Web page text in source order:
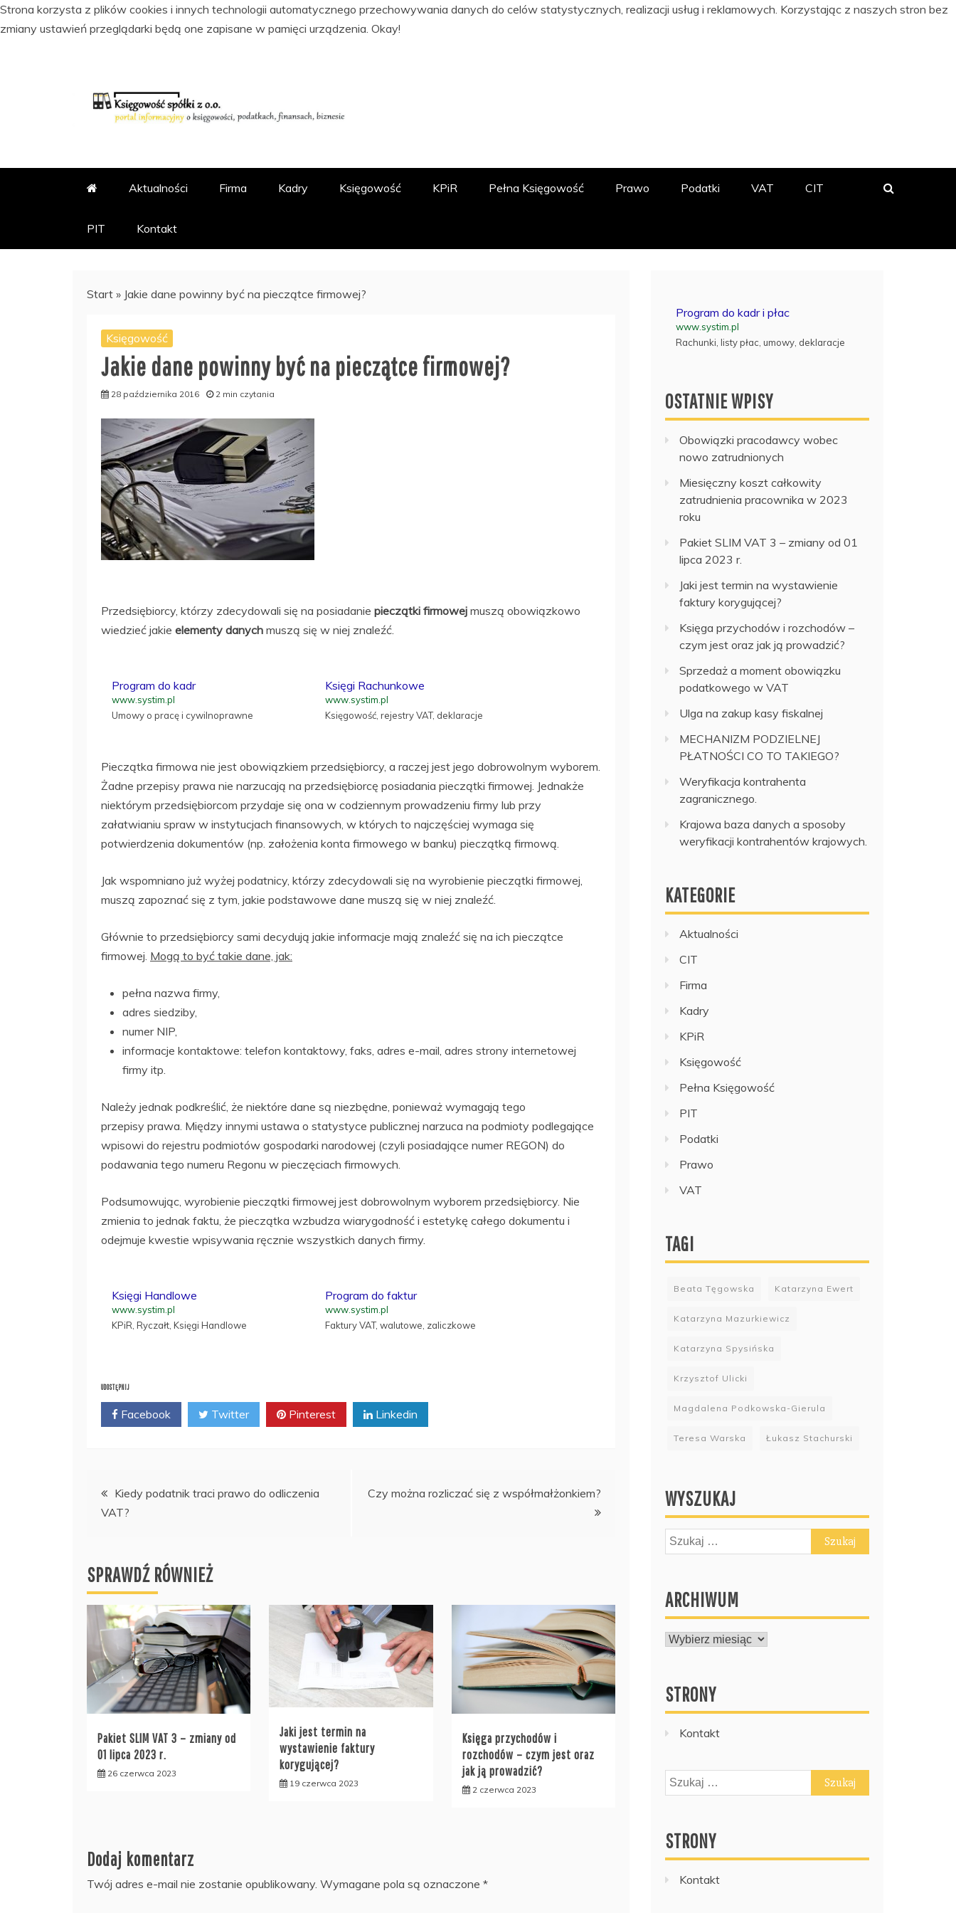
Strona korzysta z plików cookies i innych technologii automatycznego przechowywania danych do celów statystycznych, realizacji usług i reklamowych. Korzystając z naszych stron bez
zmiany ustawień przeglądarki będą one zapisane w pamięci urządzenia. Okay!
Aktualności Firma Kadry Księgowość KPiR Pełna Księgowość Prawo Podatki VAT CIT
PIT Kontakt
Start » Jakie dane powinny być na pieczątce firmowej?
Księgowość
Jakie dane powinny być na pieczątce firmowej?
28 października 2016 2 min czytania
Przedsiębiorcy, którzy zdecydowali się na posiadanie pieczątki firmowej muszą obowiązkowo
wiedzieć jakie elementy danych muszą się w niej znaleźć.
Program do kadr
www.systim.pl
Umowy o pracę i cywilnoprawne
Księgi Rachunkowe
www.systim.pl
Księgowość, rejestry VAT, deklaracje
Pieczątka firmowa nie jest obowiązkiem przedsiębiorcy, a raczej jest jego dobrowolnym wyborem.
Żadne przepisy prawa nie narzucają na przedsiębiorcę posiadania pieczątki firmowej. Jednakże
niektórym przedsiębiorcom przydaje się ona w codziennym prowadzeniu firmy lub przy
załatwianiu spraw w instytucjach finansowych, w których to najczęściej wymaga się
potwierdzenia dokumentów (np. założenia konta firmowego w banku) pieczątką firmową.
Jak wspomniano już wyżej podatnicy, którzy zdecydowali się na wyrobienie pieczątki firmowej,
muszą zapoznać się z tym, jakie podstawowe dane muszą się w niej znaleźć.
Głównie to przedsiębiorcy sami decydują jakie informacje mają znaleźć się na ich pieczątce
firmowej. Mogą to być takie dane, jak:
pełna nazwa firmy,
adres siedziby,
numer NIP,
informacje kontaktowe: telefon kontaktowy, faks, adres e-mail, adres strony internetowej
firmy itp.
Należy jednak podkreślić, że niektóre dane są niezbędne, ponieważ wymagają tego
przepisy prawa. Między innymi ustawa o statystyce publicznej narzuca na podmioty podlegające
wpisowi do rejestru podmiotów gospodarki narodowej (czyli posiadające numer REGON) do
podawania tego numeru Regonu w pieczęciach firmowych.
Podsumowując, wyrobienie pieczątki firmowej jest dobrowolnym wyborem przedsiębiorcy. Nie
zmienia to jednak faktu, że pieczątka wzbudza wiarygodność i estetykę całego dokumentu i
odejmuje kwestie wpisywania ręcznie wszystkich danych firmy.
Księgi Handlowe
www.systim.pl
KPiR, Ryczałt, Księgi Handlowe
Program do faktur
www.systim.pl
Faktury VAT, walutowe, zaliczkowe
UDOSTĘPNIJ
Facebook Twitter Pinterest Linkedin
Nawigacja
Kiedy podatnik traci prawo do odliczenia
VAT?
Czy można rozliczać się z współmałżonkiem?
SPRAWDŹ RÓWNIEŻ
Pakiet SLIM VAT 3 – zmiany od
01 lipca 2023 r.
26 czerwca 2023
Jaki jest termin na
wystawienie faktury
korygującej?
19 czerwca 2023
Księga przychodów i
rozchodów – czym jest oraz
jak ją prowadzić?
2 czerwca 2023
Dodaj komentarz
Twój adres e-mail nie zostanie opublikowany. Wymagane pola są oznaczone *
Program do kadr i płac
www.systim.pl
Rachunki, listy płac, umowy, deklaracje
OSTATNIE WPISY
Obowiązki pracodawcy wobec
nowo zatrudnionych
Miesięczny koszt całkowity
zatrudnienia pracownika w 2023
roku
Pakiet SLIM VAT 3 – zmiany od 01
lipca 2023 r.
Jaki jest termin na wystawienie
faktury korygującej?
Księga przychodów i rozchodów –
czym jest oraz jak ją prowadzić?
Sprzedaż a moment obowiązku
podatkowego w VAT
Ulga na zakup kasy fiskalnej
MECHANIZM PODZIELNEJ
PŁATNOŚCI CO TO TAKIEGO?
Weryfikacja kontrahenta
zagranicznego.
Krajowa baza danych a sposoby
weryfikacji kontrahentów krajowych.
KATEGORIE
Aktualności
CIT
Firma
Kadry
KPiR
Księgowość
Pełna Księgowość
PIT
Podatki
Prawo
VAT
TAGI
Beata Tęgowska Katarzyna Ewert
Katarzyna Mazurkiewicz
Katarzyna Spysińska
Krzysztof Ulicki
Magdalena Podkowska-Gierula
Teresa Warska Łukasz Stachurski
WYSZUKAJ
Szukaj:
ARCHIWUM
ARCHIWUM
STRONY
Kontakt
Szukaj:
STRONY
Kontakt